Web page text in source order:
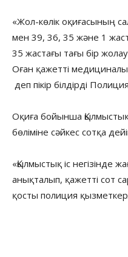
«Жол-көлік оқиғасының
мен 39, 36, 35 және 1
35 жастағы тағы бір
Оған қажетті
деп пікір білдірді
Оқиға бойынша
бөліміне сәйкес сотқа
«Қылмыстық іс негізінде
анықталып, қажетті сот
қосты полиция